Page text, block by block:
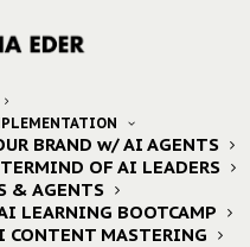
BRAND w/ AI AGENTS
OF AI LEADERS
& AGENTS
LEARNING BOOTCAMP
CONTENT MASTERING
Home Posts Tagged "elektro"